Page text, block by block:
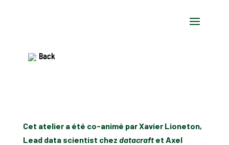
Back
Cet atelier a été co-animé par Xavier Lioneton,
Lead data scientist chez datacraftet Axel